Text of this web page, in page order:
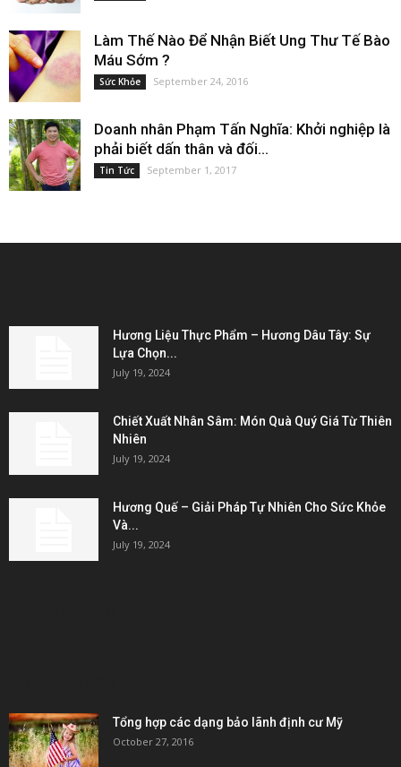
Làm Thế Nào Để Nhận Biết Ung Thư Tế Bào
Máu Sớm ?
Sức Khỏe September 24, 2016
Doanh nhân Phạm Tấn Nghĩa: Khởi nghiệp là
phải biết dấn thân và đối...
Tin Tức September 1, 2017
Hương Liệu Thực Phẩm – Hương Dâu Tây: Sự
Lựa Chọn...
July 19, 2024
Chiết Xuất Nhân Sâm: Món Quà Quý Giá Từ Thiên
Nhiên
July 19, 2024
Hương Quế – Giải Pháp Tự Nhiên Cho Sức Khỏe
Và...
July 19, 2024
Tổng hợp các dạng bảo lãnh định cư Mỹ
October 27, 2016